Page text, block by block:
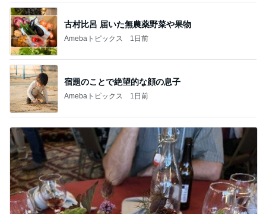
古村比呂 届いた無農薬野菜や果物
Amebaトピックス 1日前
宿題のことで絶望的な顔の息子
Amebaトピックス 1日前